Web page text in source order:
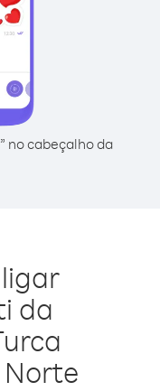
no cabeçalho da
da